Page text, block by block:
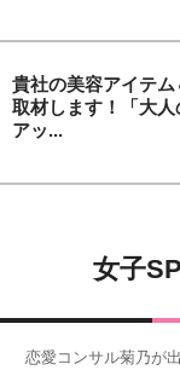
貴社の美容アイテ
取材します！「大人
アッ...
女子
恋愛コンサル菊乃が